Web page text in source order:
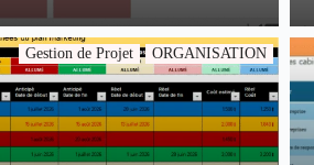
Gestion de Projet ORGANISATION